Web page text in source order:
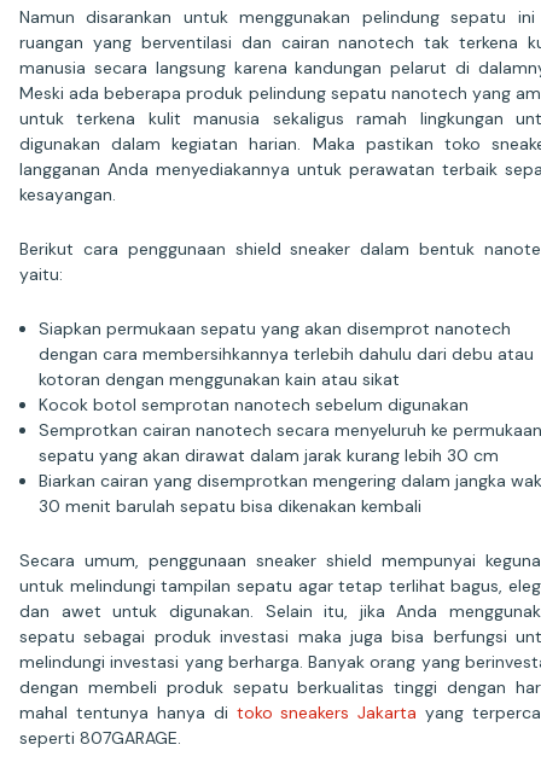
Namun disarankan untuk menggunakan pelindung sepatu
ruangan yang berventilasi dan cairan nanotech tak terkena
manusia secara langsung karena kandungan pelarut di
Meski ada beberapa produk pelindung sepatu nanotech yang
untuk terkena kulit manusia sekaligus ramah lingkungan
digunakan dalam kegiatan harian. Maka pastikan toko
langganan Anda menyediakannya untuk perawatan terbaik
kesayangan.
Berikut cara penggunaan shield sneaker dalam bentuk
yaitu:
Siapkan permukaan sepatu yang akan disemprot nanotech
dengan cara membersihkannya terlebih dahulu dari debu atau
kotoran dengan menggunakan kain atau sikat
Kocok botol semprotan nanotech sebelum digunakan
Semprotkan cairan nanotech secara menyeluruh ke permukaan
sepatu yang akan dirawat dalam jarak kurang lebih 30 cm
Biarkan cairan yang disemprotkan mengering dalam jangka
30 menit barulah sepatu bisa dikenakan kembali
Secara umum, penggunaan sneaker shield mempunyai
untuk melindungi tampilan sepatu agar tetap terlihat bagus,
dan awet untuk digunakan. Selain itu, jika Anda
sepatu sebagai produk investasi maka juga bisa berfungsi
melindungi investasi yang berharga. Banyak orang yang
dengan membeli produk sepatu berkualitas tinggi dengan
mahal tentunya hanya di toko sneakers Jakarta yang
seperti 807GARAGE.